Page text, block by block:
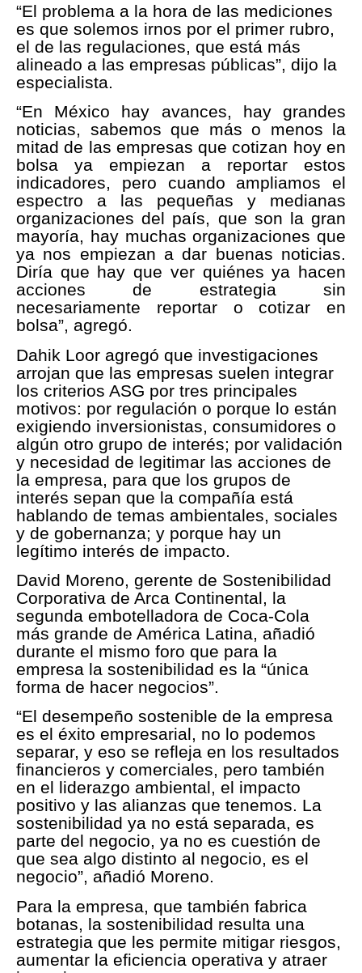
“El problema a la hora de las mediciones
es que solemos irnos por el primer rubro,
el de las regulaciones, que está más
alineado a las empresas públicas”, dijo la
especialista.
“En México hay avances, hay grandes
noticias, sabemos que más o menos la
mitad de las empresas que cotizan hoy en
bolsa ya empiezan a reportar estos
indicadores, pero cuando ampliamos el
espectro a las pequeñas y medianas
organizaciones del país, que son la gran
mayoría, hay muchas organizaciones que
ya nos empiezan a dar buenas noticias.
Diría que hay que ver quiénes ya hacen
acciones de estrategia sin
necesariamente reportar o cotizar en
bolsa”, agregó.
Dahik Loor agregó que investigaciones
arrojan que las empresas suelen integrar
los criterios ASG por tres principales
motivos: por regulación o porque lo están
exigiendo inversionistas, consumidores o
algún otro grupo de interés; por validación
y necesidad de legitimar las acciones de
la empresa, para que los grupos de
interés sepan que la compañía está
hablando de temas ambientales, sociales
y de gobernanza; y porque hay un
legítimo interés de impacto.
David Moreno, gerente de Sostenibilidad
Corporativa de Arca Continental, la
segunda embotelladora de Coca-Cola
más grande de América Latina, añadió
durante el mismo foro que para la
empresa la sostenibilidad es la “única
forma de hacer negocios”.
“El desempeño sostenible de la empresa
es el éxito empresarial, no lo podemos
separar, y eso se refleja en los resultados
financieros y comerciales, pero también
en el liderazgo ambiental, el impacto
positivo y las alianzas que tenemos. La
sostenibilidad ya no está separada, es
parte del negocio, ya no es cuestión de
que sea algo distinto al negocio, es el
negocio”, añadió Moreno.
Para la empresa, que también fabrica
botanas, la sostenibilidad resulta una
estrategia que les permite mitigar riesgos,
aumentar la eficiencia operativa y atraer